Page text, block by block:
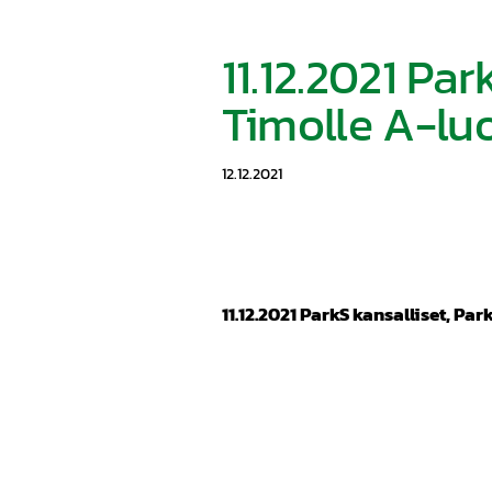
11.12.2021
Timolle A-
12.12.2021
11.12.2021 ParkS kansalliset,